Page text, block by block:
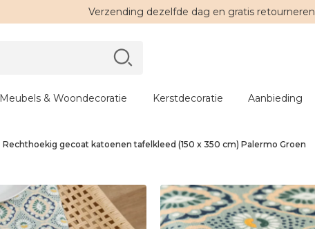
Verzending dezelfde dag en gratis retourneren
Meubels & Woondecoratie Kerstdecoratie Aanbieding
Rechthoekig gecoat katoenen tafelkleed (150 x 350 cm) Palermo Groen